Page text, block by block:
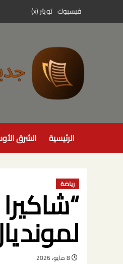
فيسبوك تويتر (x)
الرئيسية الشرق
رياضة
لمونديال
8 مايو، 2026